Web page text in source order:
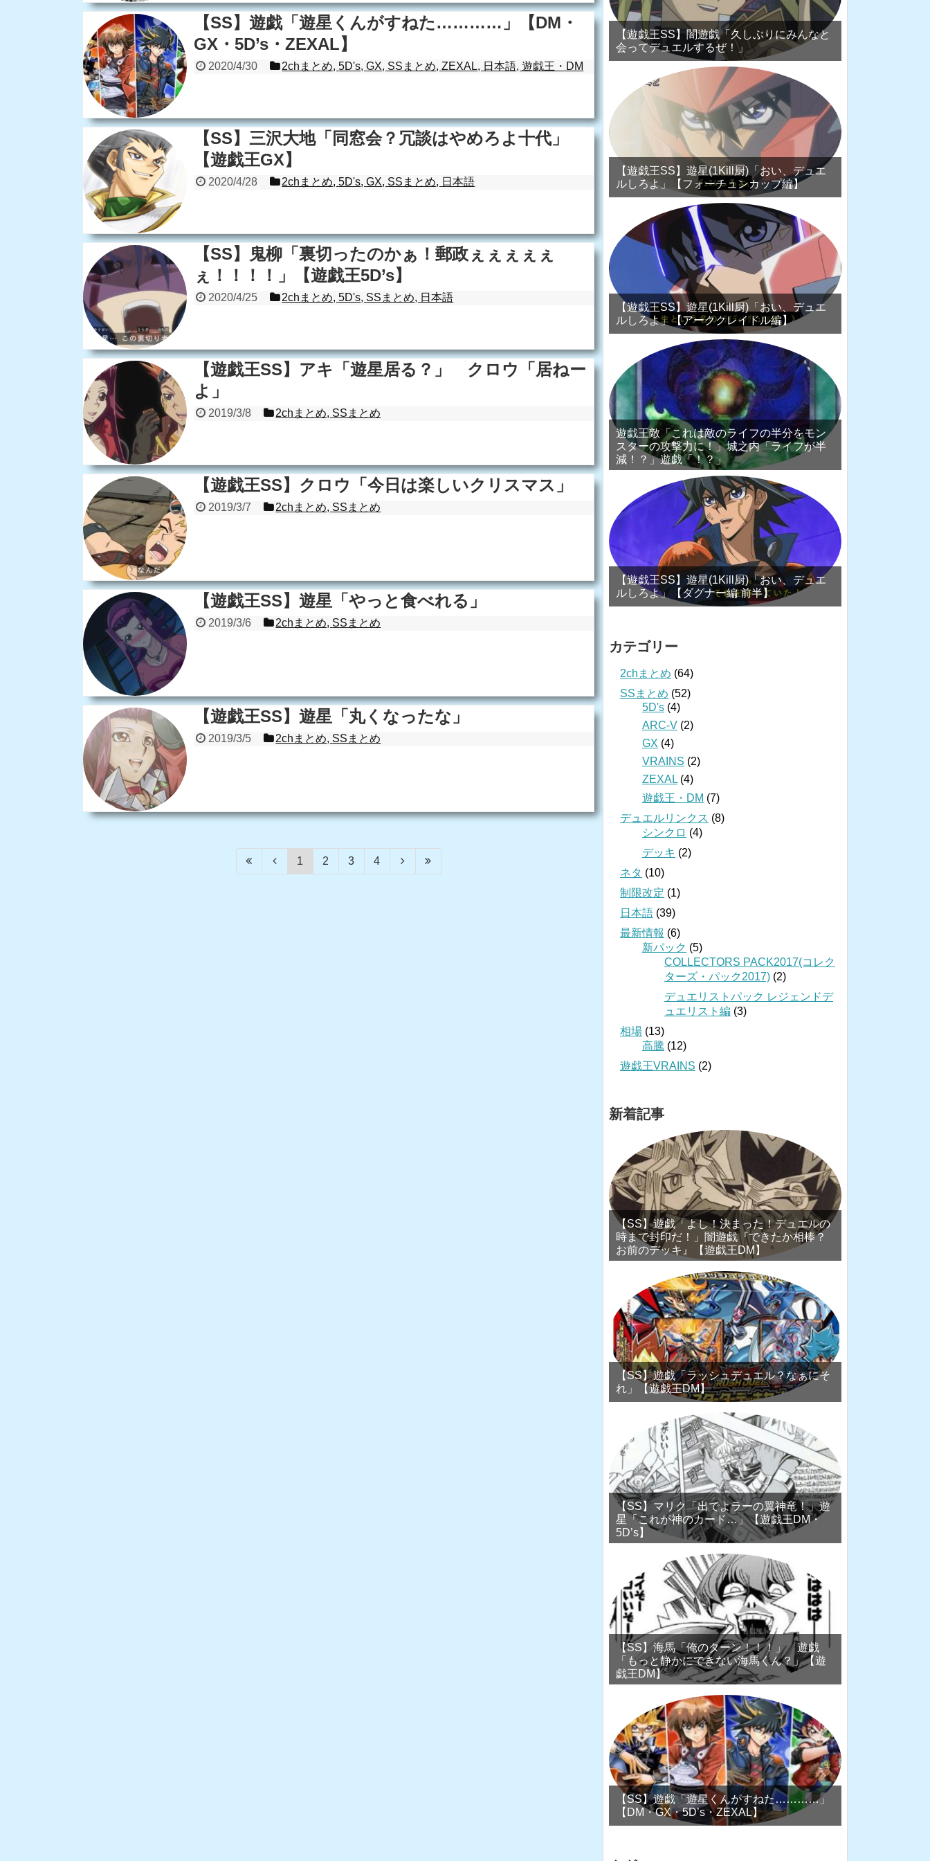
【SS】遊戯「遊星くんがすねた…………」【DM・
GX・5D’s・ZEXAL】
2020/4/30 2chまとめ,5D's,GX, SSまとめ,ZEXAL, 日本語,遊戯王・DM
【SS】三沢大地「同窓会？冗談はやめろよ十代」
【遊戯王GX】
2020/4/28 2chまとめ,5D's,GX, SSまとめ, 日本語
【SS】鬼柳「裏切ったのかぁ！郵政ぇぇぇぇぇ
ぇ！！！！」【遊戯王5D’s】
2020/4/25 2chまとめ,5D's, SSまとめ, 日本語
【遊戯王SS】アキ「遊星居る？」 クロウ「居ねー
よ」
2019/3/8 2chまとめ, SSまとめ
【遊戯王SS】クロウ「今日は楽しいクリスマス」
2019/3/7 2chまとめ, SSまとめ
【遊戯王SS】遊星「やっと食べれる」
2019/3/6 2chまとめ, SSまとめ
【遊戯王SS】遊星「丸くなったな」
2019/3/5 2chまとめ, SSまとめ
1 2 3 4
【遊戯王SS】闇遊戯「久しぶりにみんなと
会ってデュエルするぜ！」
【遊戯王SS】遊星(1Kill厨)「おい、デュエ
ルしろよ」【フォーチュンカップ編】
【遊戯王SS】遊星(1Kill厨)「おい、デュエ
ルしろよ」【アーククレイドル編】
遊戯王敵「これは敵のライフの半分をモン
スターの攻撃力に！」城之内「ライフが半
減！？」遊戯「！？」
【遊戯王SS】遊星(1Kill厨)「おい、デュエ
ルしろよ」【ダグナー編 前半】
カテゴリー
2chまとめ (64)
SSまとめ (52)
5D's (4)
ARC-V (2)
GX (4)
VRAINS (2)
ZEXAL (4)
遊戯王・DM (7)
デュエルリンクス (8)
シンクロ (4)
デッキ (2)
ネタ (10)
制限改定 (1)
日本語 (39)
最新情報 (6)
新パック (5)
COLLECTORS PACK2017(コレク
ターズ・パック2017) (2)
デュエリストパック レジェンドデ
ュエリスト編 (3)
相場 (13)
高騰 (12)
遊戯王VRAINS (2)
新着記事
【SS】遊戯「よし！決まった！デュエルの
時まで封印だ！」闇遊戯『できたか相棒？
お前のデッキ』【遊戯王DM】
【SS】遊戯「ラッシュデュエル？なぁにそ
れ」【遊戯王DM】
【SS】マリク「出でよラーの翼神竜！」遊
星「これが神のカード…」【遊戯王DM・
5D’s】
【SS】海馬「俺のターン！！！」 遊戯
「もっと静かにできない海馬くん？」【遊
戯王DM】
【SS】遊戯「遊星くんがすねた…………」
【DM・GX・5D’s・ZEXAL】